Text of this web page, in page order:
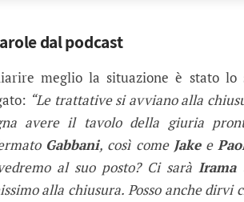
dal podcast
meglio la situazione è stato lo
“Le trattative si avviano alla
avere il tavolo della giuria
Gabbani, così come Jakee
al suo posto? Ci sarà Irama
alla chiusura. Posso anche dirvi